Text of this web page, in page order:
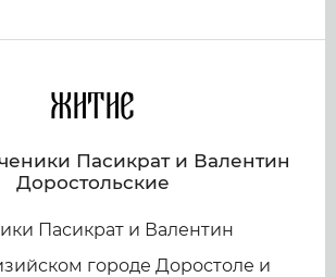
Житие
Пасикрат и Валентин
Доростольские
Пасикрат и Валентин
городе Доростоле и